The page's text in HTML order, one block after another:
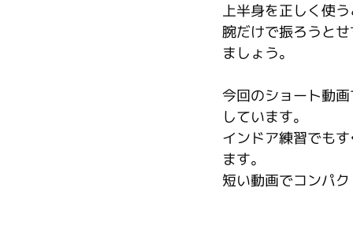
上半身を正しく使
腕だけで振ろうと
ましょう。
今回のショート動
しています。
インドア練習でも
ます。
短い動画でコンパ